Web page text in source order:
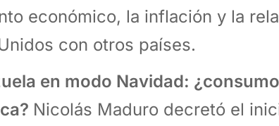
económico, la inflación y la
con otros países.
en modo Navidad:
Nicolás Maduro decretó el